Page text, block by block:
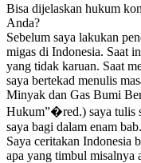
Bisa dijelaskan hukum
Anda?
Sebelum saya lakukan
migas di Indonesia. Saat
yang tidak karuan. Saat
saya bertekad menulis
Minyak dan Gas Bumi
Hukum”�red.) saya tulis
saya bagi dalam enam
Saya ceritakan Indonesia
apa yang timbul misalnya